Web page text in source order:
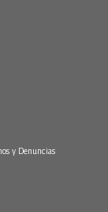
y Denuncias